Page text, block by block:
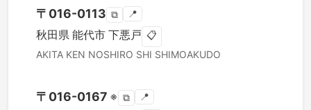
〒 016-0113 ⧉ 📍
秋田県 能代市 下悪戸 📋
AKITA KEN NOSHIRO SHI SHIMOAKUDO
〒 016-0167 ※ ⧉ 📍